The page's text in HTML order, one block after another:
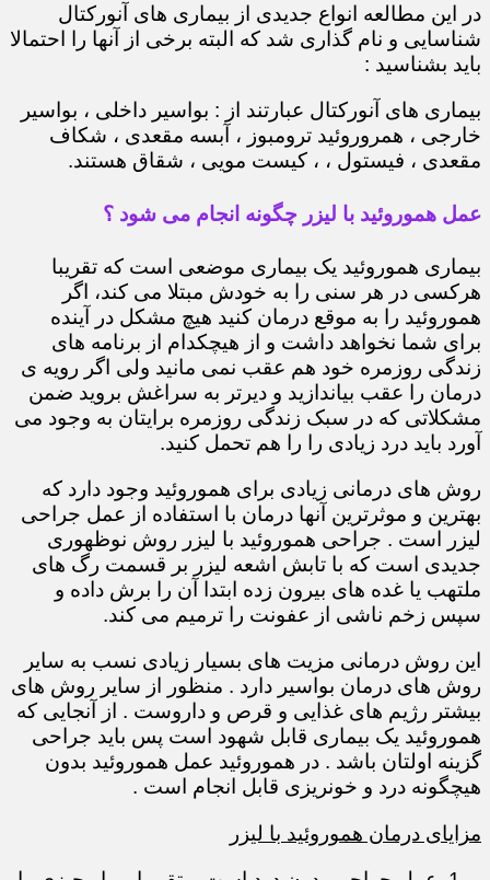
در این مطالعه انواع جدیدی از بیماری های آنورکتال
شناسایی و نام گذاری شد که البته برخی از آنها را احتمالا
باید بشناسید :
بیماری های آنورکتال عبارتند از : بواسیر داخلی ، بواسیر
خارجی ، همروروئید ترومبوز ، آبسه مقعدی ، شکاف
مقعدی ، فیستول ، ، کیست مویی ، شقاق هستند.
عمل هموروئید با لیزر چگونه انجام می شود ؟
بیماری هموروئید یک بیماری موضعی است که تقریبا
هرکسی در هر سنی را به خودش مبتلا می کند، اگر
هموروئید را به موقع درمان کنید هیچ مشکل در آینده
برای شما نخواهد داشت و از هیچکدام از برنامه های
زندگی روزمره خود هم عقب نمی مانید ولی اگر رویه ی
درمان را عقب بیاندازید و دیرتر به سراغش بروید ضمن
مشکلاتی که در سبک زندگی روزمره برایتان به وجود می
آورد باید درد زیادی را را هم تحمل کنید.
روش های درمانی زیادی برای هموروئید وجود دارد که
بهترین و موثرترین آنها درمان با استفاده از عمل جراحی
لیزر است . جراحی هموروئید با لیزر روش نوظهوری
جدیدی است که با تابش اشعه لیزر بر قسمت رگ های
ملتهب یا غده های بیرون زده ابتدا آن را برش داده و
سپس زخم ناشی از عفونت را ترمیم می کند.
این روش درمانی مزیت های بسیار زیادی نسب به سایر
روش های درمان بواسیر دارد . منظور از سایر روش های
بیشتر رژیم های غذایی و قرص و داروست . از آنجایی که
هموروئید یک بیماری قابل شهود است پس باید جراحی
گزینه اولتان باشد . در هموروئید عمل هموروئید بدون
هیچگونه درد و خونریزی قابل انجام است .
مزایای درمان هموروئید با لیزر